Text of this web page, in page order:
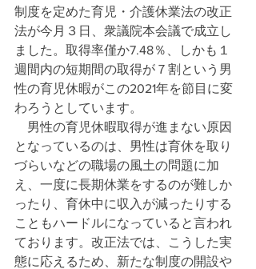
制度を定めた育児・介護休業法の改正
法が今月３日、衆議院本会議で成立し
ました。取得率僅か7.48％、しかも１
週間内の短期間の取得が７割という男
性の育児休暇がこの2021年を節目に変
わろうとしています。
男性の育児休暇取得が進まない原因
となっているのは、男性は育休を取り
づらいなどの職場の風土の問題に加
え、一度に長期休業をするのが難しか
ったり、育休中に収入が減ったりする
こともハードルになっていると言われ
ております。改正法では、こうした実
態に応えるため、新たな制度の開設や